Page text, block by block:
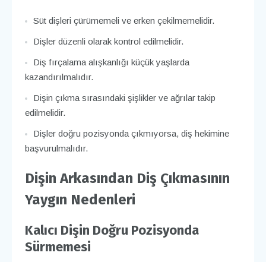
Süt dişleri çürümemeli ve erken çekilmemelidir.
Dişler düzenli olarak kontrol edilmelidir.
Diş fırçalama alışkanlığı küçük yaşlarda
kazandırılmalıdır.
Dişin çıkma sırasındaki şişlikler ve ağrılar takip
edilmelidir.
Dişler doğru pozisyonda çıkmıyorsa, diş hekimine
başvurulmalıdır.
Dişin Arkasından Diş Çıkmasının
Yaygın Nedenleri
Kalıcı Dişin Doğru Pozisyonda
Sürmemesi